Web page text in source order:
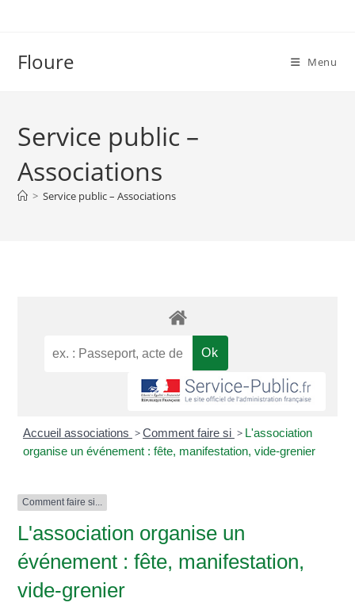
Floure Menu
Service public –
Associations
> Service public – Associations
Accueil associations >Comment faire si > L'association
organise un événement : fête, manifestation, vide-grenier
Comment faire si...
L'association organise un
événement : fête, manifestation,
vide-grenier